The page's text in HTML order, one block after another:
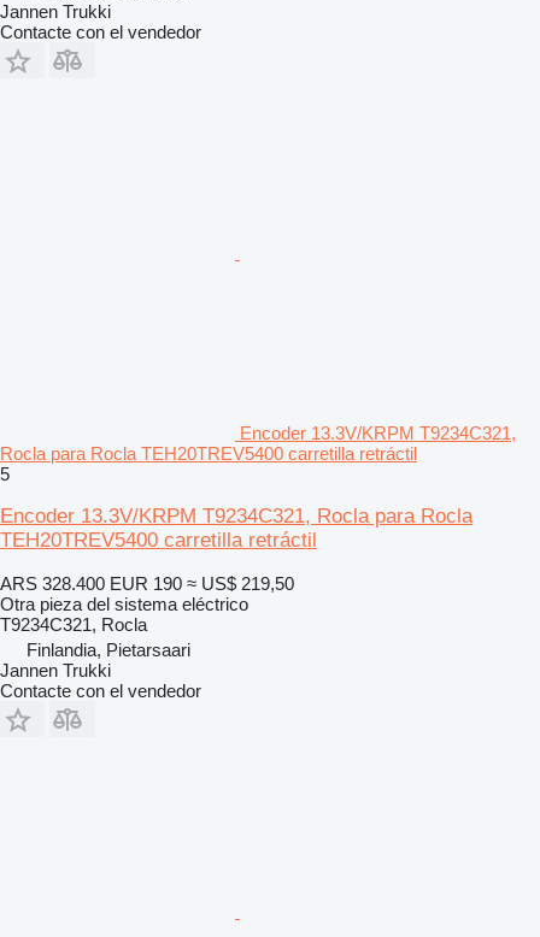
Jannen Trukki
Contacte con el vendedor
Encoder 13.3V/KRPM T9234C321,
Rocla para Rocla TEH20TREV5400 carretilla retráctil
5
Encoder 13.3V/KRPM T9234C321, Rocla para Rocla
TEH20TREV5400 carretilla retráctil
ARS 328.400 EUR 190 ≈ US$ 219,50
Otra pieza del sistema eléctrico
T9234C321, Rocla
Finlandia, Pietarsaari
Jannen Trukki
Contacte con el vendedor